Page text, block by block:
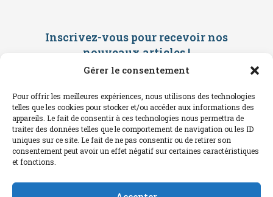
Gérer le consentement
Pour offrir les meilleures expériences, nous utilisons des technologies
telles que les cookies pour stocker et/ou accéder aux informations des
appareils. Le fait de consentir à ces technologies nous permettra de
traiter des données telles que le comportement de navigation ou les ID
uniques sur ce site. Le fait de ne pas consentir ou de retirer son
consentement peut avoir un effet négatif sur certaines caractéristiques
et fonctions.
Inscrivez-vous pour recevoir nos
nouveaux articles !
Saisissez ci-dessous votre adresse
confirmation par mail. Consultez vos
spams !